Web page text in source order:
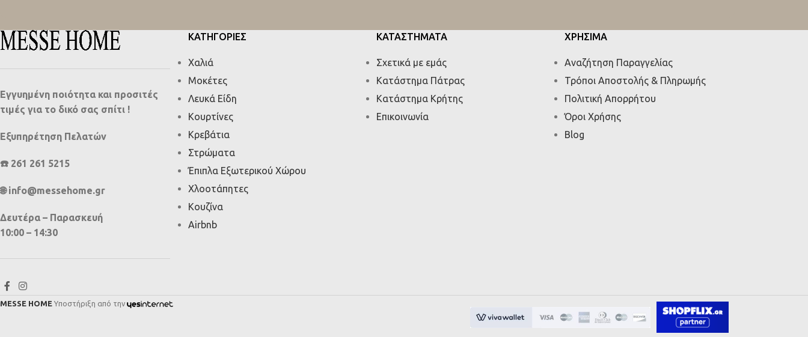
Εγγυημένη ποιότητα και προσιτές
τιμές για το δικό σας σπίτι !
Εξυπηρέτηση Πελατών
☎️ 261 261 5215
🌐 info@messehome.gr
Δευτέρα – Παρασκευή
10:00 – 14:30
ΚΑΤΗΓΟΡΙΕΣ
Χαλιά
Μοκέτες
Λευκά Είδη
Κουρτίνες
Κρεβάτια
Στρώματα
Έπιπλα Εξωτερικού Χώρου
Χλοοτάπητες
Κουζίνα
Airbnb
ΚΑΤΑΣΤΗΜΑΤΑ
Σχετικά με εμάς
Κατάστημα Πάτρας
Κατάστημα Κρήτης
Επικοινωνία
ΧΡΗΣΙΜΑ
Αναζήτηση Παραγγελίας
Τρόποι Αποστολής & Πληρωμής
Πολιτική Απορρήτου
Όροι Χρήσης
Blog
MESSE HOME Υποστήριξη από την